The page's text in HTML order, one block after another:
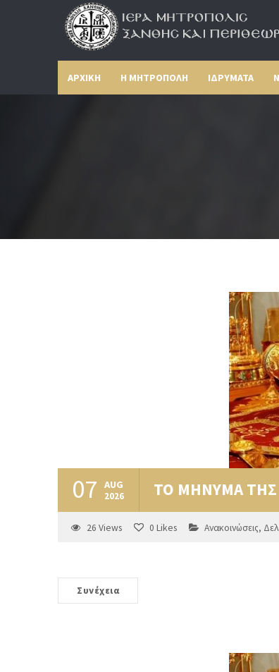
ΑΡΧΙΚΗ Η ΜΗΤΡΟΠΟΛΗ ΙΔΡΥΜΑΤΑ
07 AUG
2026 ΤΟ ΜΗΝΥΜΑ ΤΗΣ
26 Views 0 Likes Ανακοινώσεις,
Συνέχεια